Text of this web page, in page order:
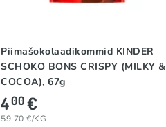
Piimašokolaadikommid KINDER
SCHOKO BONS CRISPY (MILKY &
COCOA), 67g
400€
59.70 €/KG